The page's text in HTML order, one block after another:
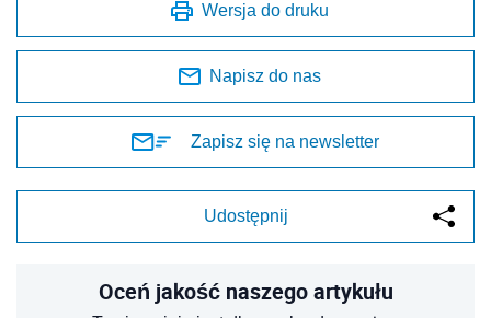
Wersja do druku
Napisz do nas
Zapisz się na newsletter
Udostępnij
Oceń jakość naszego artykułu